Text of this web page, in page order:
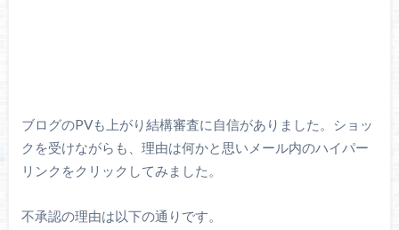
ブログのPVも上がり結構審査に自信がありました。ショッ
クを受けながらも、理由は何かと思いメール内のハイパー
リンクをクリックしてみました。
不承認の理由は以下の通りです。